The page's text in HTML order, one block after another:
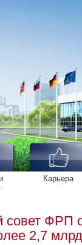
Карьера
совет
2,7